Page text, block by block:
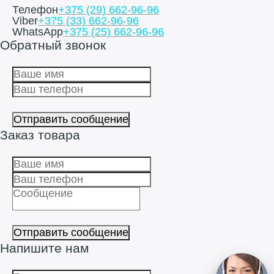
Телефон+375 (29) 662-96-96
Viber+375 (33) 662-96-96
WhatsApp+375 (25) 662-96-96
Обратный звонок
Заказ товара
Напишите нам